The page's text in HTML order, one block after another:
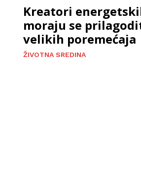
Kreatori
moraju se
velikih poremećaja
ŽIVOTNA SREDINA